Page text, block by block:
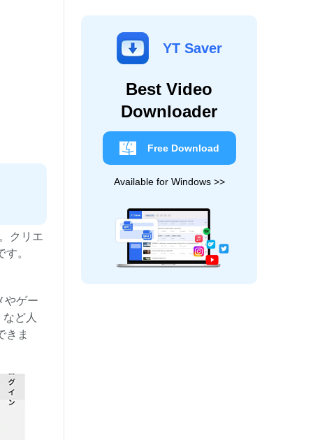
クリエ
。
やゲー
ど人
きま
YT Saver
Best Video
Downloader
Free Download
Available for Windows >>